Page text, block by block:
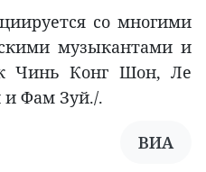
со многими
музыкантами и
Чинь Конг Шон, Ле
Фам Зуй./.
ВИА